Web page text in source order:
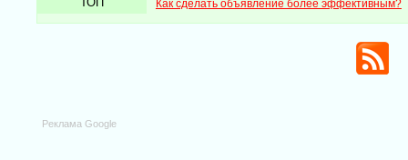
Как сделать объявление более эффективным?
Реклама Google